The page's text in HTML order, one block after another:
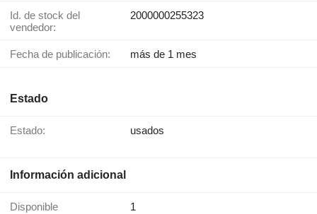
Id. de stock del
vendedor:
2000000255323
Fecha de publicación: más de 1 mes
Estado
Estado: usados
Información adicional
Disponible 1